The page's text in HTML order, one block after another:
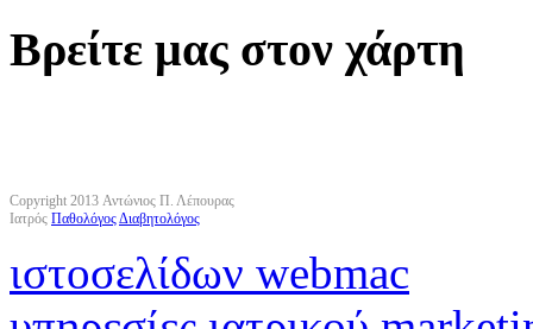
Βρείτε μας στον χάρτη
Copyright 2013 Αντώνιος Π. Λέπουρας
Ιατρός ΠαθολόγοςΔιαβητολόγος
ιστοσελίδων webmac